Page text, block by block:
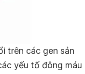
trên các gen sản
yếu tố đông máu